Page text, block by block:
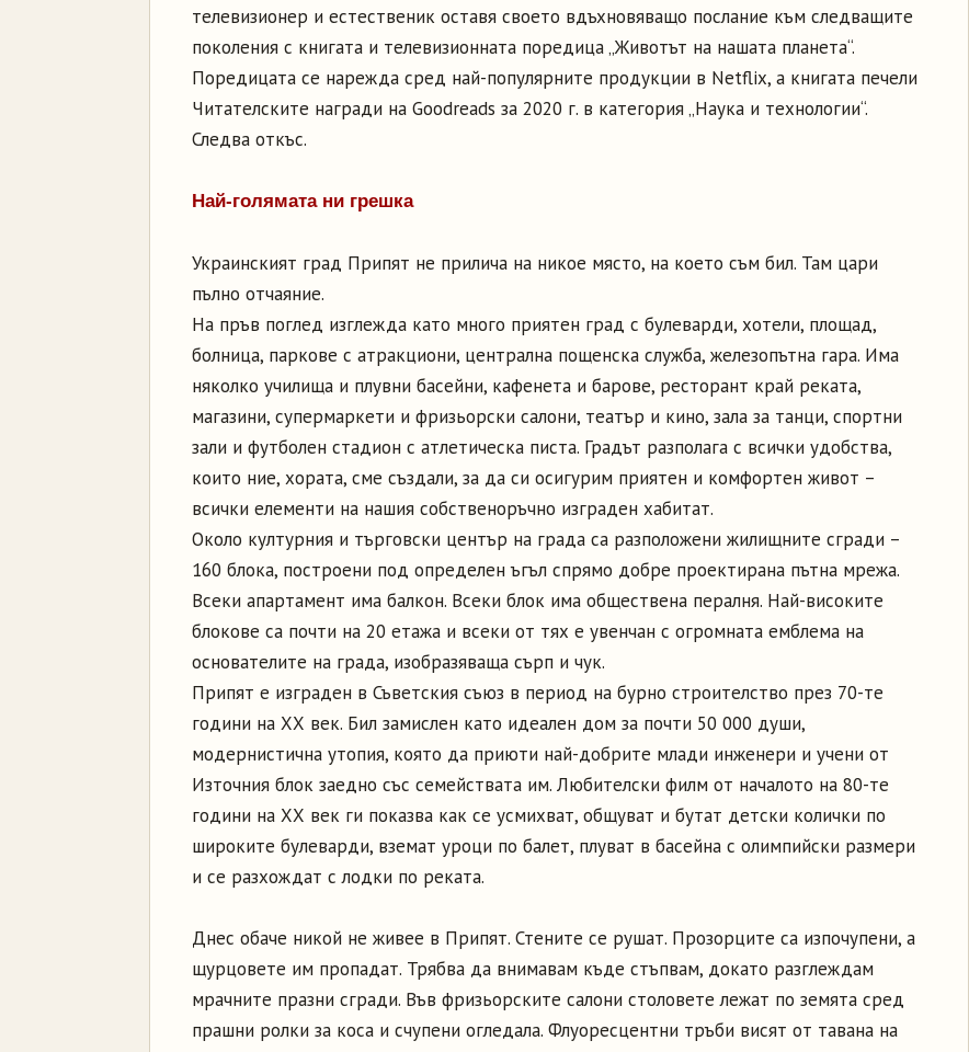
телевизионер и естественик оставя своето вдъхновяващо послание към следващите
поколения с книгата и телевизионната поредица „Животът на нашата планета“.
Поредицата се нарежда сред най-популярните продукции в Netflix, а книгата печели
Читателските награди на Goodreads за 2020 г. в категория „Наука и технологии“.
Следва откъс.
Най-голямата ни грешка
Украинският град Припят не прилича на никое място, на което съм бил. Там цари
пълно отчаяние.
На пръв поглед изглежда като много приятен град с булеварди, хотели, площад,
болница, паркове с атракциони, централна пощенска служба, железопътна гара. Има
няколко училища и плувни басейни, кафенета и барове, ресторант край реката,
магазини, супермаркети и фризьорски салони, театър и кино, зала за танци, спортни
зали и футболен стадион с атлетическа писта. Градът разполага с всички удобства,
които ние, хората, сме създали, за да си осигурим приятен и комфортен живот –
всички елементи на нашия собственоръчно изграден хабитат.
Около културния и търговски център на града са разположени жилищните сгради –
160 блока, построени под определен ъгъл спрямо добре проектирана пътна мрежа.
Всеки апартамент има балкон. Всеки блок има обществена пералня. Най-високите
блокове са почти на 20 етажа и всеки от тях е увенчан с огромната емблема на
основателите на града, изобразяваща сърп и чук.
Припят е изграден в Съветския съюз в период на бурно строителство през 70-те
години на ХХ век. Бил замислен като идеален дом за почти 50 000 души,
модернистична утопия, която да приюти най-добрите млади инженери и учени от
Източния блок заедно със семействата им. Любителски филм от началото на 80-те
години на ХХ век ги показва как се усмихват, общуват и бутат детски колички по
широките булеварди, вземат уроци по балет, плуват в басейна с олимпийски размери
и се разхождат с лодки по реката.
Днес обаче никой не живее в Припят. Стените се рушат. Прозорците са изпочупени, а
щурцовете им пропадат. Трябва да внимавам къде стъпвам, докато разглеждам
мрачните празни сгради. Във фризьорските салони столовете лежат по земята сред
прашни ролки за коса и счупени огледала. Флуоресцентни тръби висят от тавана на